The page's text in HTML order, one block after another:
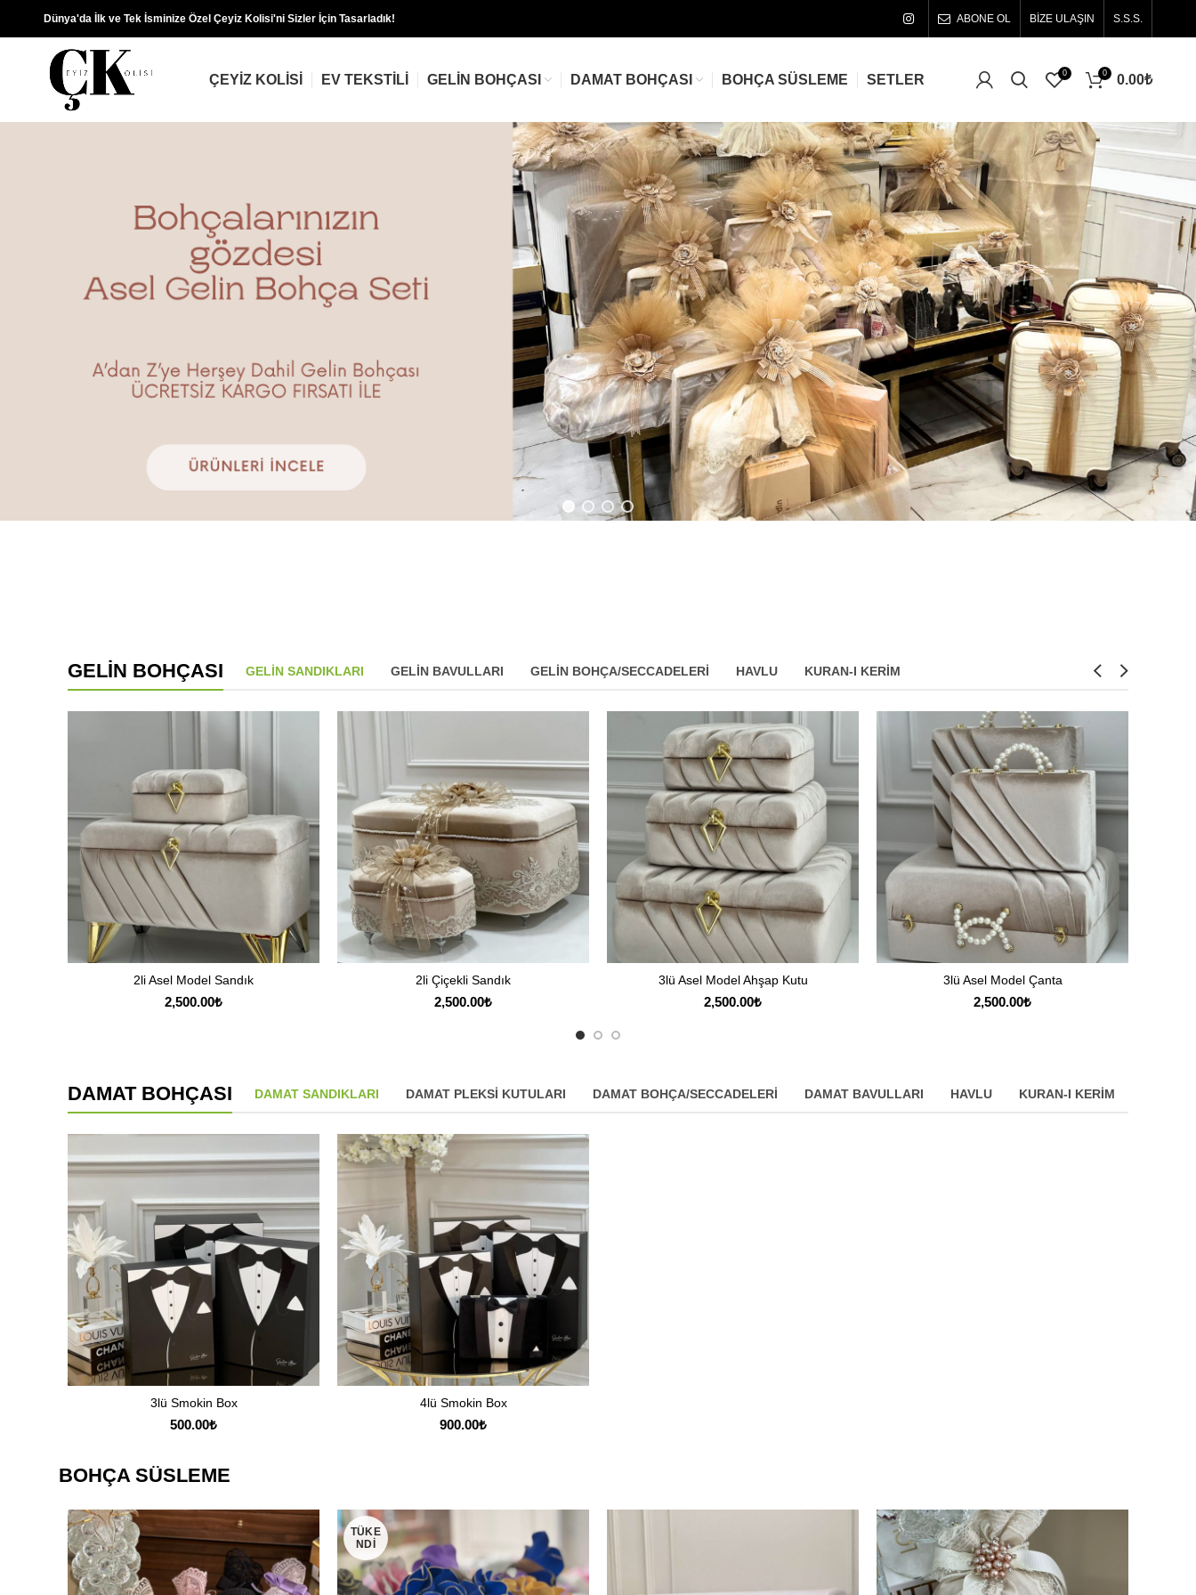
Dünya'da İlk ve Tek İsminize Özel Çeyiz Kolisi'ni Sizler İçin Tasarladık! ABONE OL BİZE ULAŞIN S.S.S.
ÇEYIZ KOLISI EV TEKSTILI GELIN BOHÇASI DAMAT BOHÇASI BOHÇA SÜSLEME SETLER 0 0 0.00₺
GELIN BOHÇASI GELIN SANDIKLARI GELIN BAVULLARI GELIN BOHÇA/SECCADELERI HAVLU KURAN-I KERIM
SEÇENEKLER
2li Asel Model Sandık
2,500.00₺
SEÇENEKLER
2li Çiçekli Sandık
2,500.00₺
SEÇENEKLER
3lü Asel Model Ahşap Kutu
2,500.00₺
SEÇENEKLER
3lü Asel Model Çanta
2,500.00₺
DAMAT BOHÇASI DAMAT SANDIKLARI DAMAT PLEKSI KUTULARI DAMAT BOHÇA/SECCADELERI DAMAT BAVULLARI HAVLU KURAN-I KERIM
SEPETE EKLE
3lü Smokin Box
500.00₺
SEPETE EKLE
4lü Smokin Box
900.00₺
BOHÇA SÜSLEME